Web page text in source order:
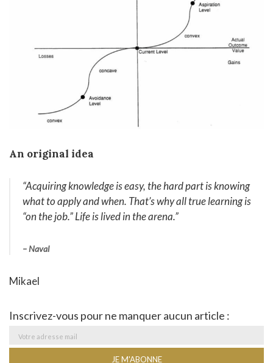
An original idea
“Acquiring knowledge is easy, the hard part is knowing
what to apply and when. That’s why all true learning is
“on the job.” Life is lived in the arena.”
– Naval
Mikael
Inscrivez-vous pour ne manquer aucun article :